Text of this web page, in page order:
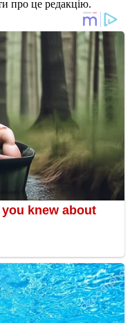
про це редакцію.